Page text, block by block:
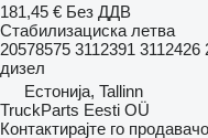
181,45 € Без ДДВ
Стабилизациска летва
20578575 3112391 3112426
дизел
Естонија, Tallinn
TruckParts Eesti OÜ
Контактирајте го